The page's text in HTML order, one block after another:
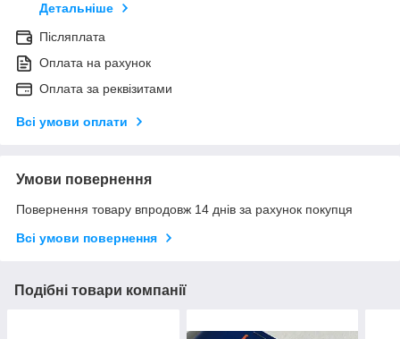
Детальніше
Післяплата
Оплата на рахунок
Оплата за реквізитами
Всі умови оплати
Умови повернення
Повернення товару впродовж 14 днів за рахунок покупця
Всі умови повернення
Подібні товари компанії